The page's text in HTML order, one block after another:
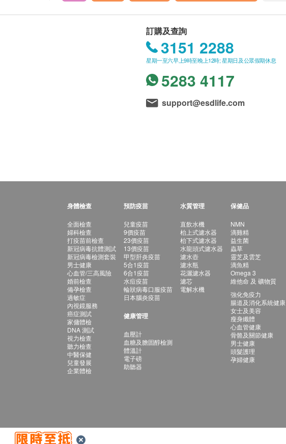
訂購及查詢
3151 2288
星期一至六早上9時至晚上12時; 星期日及公眾假期休息
5283 4117
support@esdlife.com
身體檢查
全面檢查
婦科檢查
打疫苗前檢查
新冠病毒抗體測試
新冠病毒檢測套裝
男士健康
心血管/三高風險
婚前檢查
備孕檢查
過敏症
內視鏡服務
癌症測試
家傭體檢
DNA 測試
視力檢查
聽力檢查
中醫保健
兒童發展
企業體檢
預防疫苗
兒童疫苗
9價疫苗
23價疫苗
13價疫苗
甲型肝炎疫苗
5合1疫苗
6合1疫苗
水痘疫苗
輪狀病毒口服疫苗
日本腦炎疫苗
健康管理
血壓計
血糖及膽固醇檢測
體溫計
電子磅
助聽器
水質管理
直飲水機
枱上式濾水器
枱下式濾水器
水龍頭式濾水器
濾水壺
濾水瓶
花灑濾水器
濾芯
電解水機
保健品
NMN
滴雞精
益生菌
蟲草
靈芝及雲芝
滴魚精
Omega 3
維他命 及 礦物質
強化免疫力
腸道及消化系統健康
女士及美容
瘦身纖體
心血管健康
骨骼及關節健康
男士健康
頭髮護理
孕婦健康